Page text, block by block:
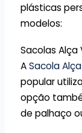
plásticas
modelos:
Sacolas Alça
ASacola
popular
opção
de palhaço